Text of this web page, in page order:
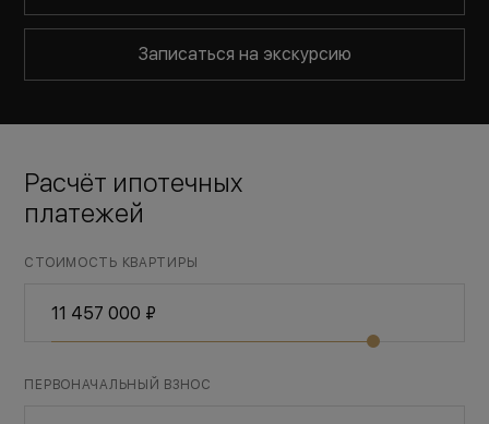
Записаться на экскурсию
Расчёт ипотечных
платежей
СТОИМОСТЬ КВАРТИРЫ
ПЕРВОНАЧАЛЬНЫЙ ВЗНОС